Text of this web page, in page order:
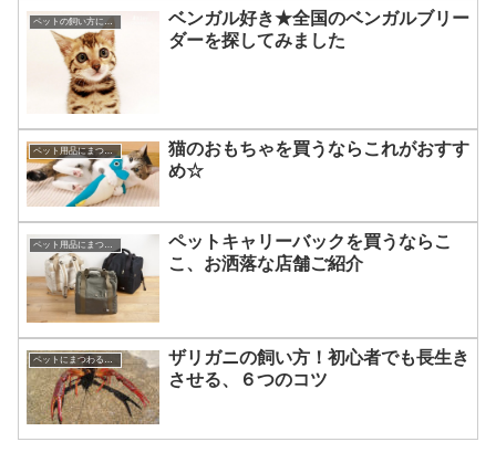
ベンガル好き★全国のベンガルブリー
ダーを探してみました
ペット用品にまつわる豆知識☆
猫のおもちゃを買うならこれがおすす
め☆
ペットキャリーバックを買うならこ
こ、お洒落な店舗ご紹介
ペットにまつわる知識
ザリガニの飼い方！初心者でも長生き
させる、６つのコツ